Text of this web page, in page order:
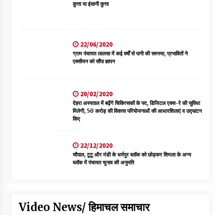
कुत्ता या इंसानी कुत्ता
22/06/2020
ग्राम पंचायत लालसा में कई वर्षों से पानी की समस्या, प्रभावितों ने
एक्सीयन को सौंपा ज्ञापन
20/02/2020
देहरा अस्पताल में बढ़ेंगे चिकित्सकों के पद, डिजिटल एक्स-रे की सुविधा
मिलेगी, 50 करोड़ की विकास परियोजनाओं की आधारशिलाएं व उद्घाटन
किए
22/12/2020
चौपाल, टूटू और मंडी के धर्मपुर ब्लॉक को छोड़कर शिमला के अन्य
ब्लॉक में पंचायत चुनाव की अनुमति
Video News/ हिमाचल समाचार